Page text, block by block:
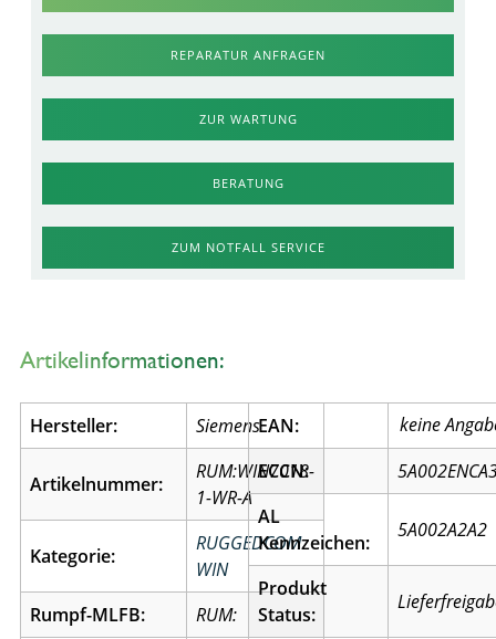
REPARATUR ANFRAGEN
ZUR WARTUNG
BERATUNG
ZUM NOTFALL SERVICE
Artikelinformationen:
Hersteller: Siemens
Artikelnummer:
RUM:WIN7018-
1-WR-A
Kategorie:
RUGGEDCOM
WIN
Rumpf-MLFB:
RUM:
EAN:
ECCN:
AL
Kennzeichen:
5A002A2A2
Produkt
Status: